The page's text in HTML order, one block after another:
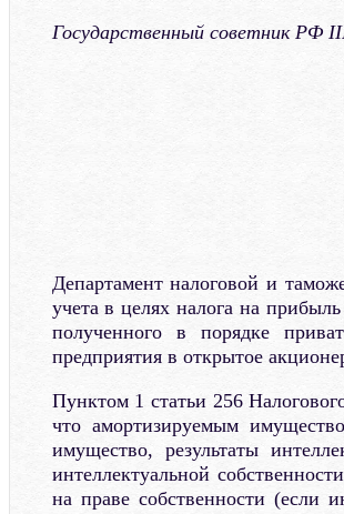
Государственный советник РФ
Департамент налоговой и
учета в целях налога на
полученного в порядке
предприятия в открытое
Пунктом 1 статьи 256
что амортизируемым
имущество, результаты
интеллектуальной
на праве собственности (если